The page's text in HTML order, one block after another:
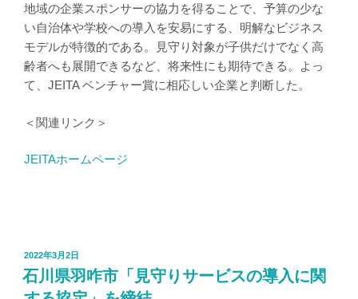
地域の企業スポンサーの協力を得ることで、予算の少な
い自治体や学校への導入を安易にする、明解なビジネス
モデルが特徴的である。見守り対象が子供だけでなく高
齢者へも展開できるなど、将来性にも期待できる。よっ
て、JEITA ベンチャー賞に相応しい企業と判断した。
＜関連リンク＞
JEITAホームページ
投
稿
日:
2022年3月2日
石川県羽咋市「見守りサービスの導入に関